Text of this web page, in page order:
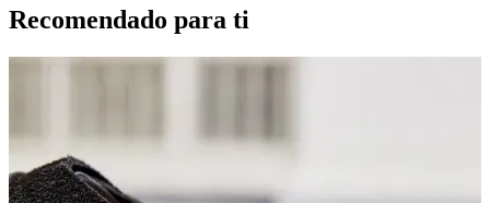
Recomendado para ti